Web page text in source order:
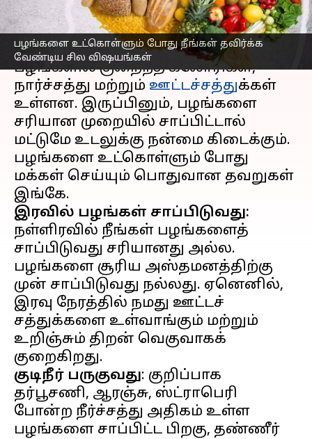
பழங்களை உட்கொள்ளும் போது நீங்கள் தவிர்க்க
வேண்டிய சில விஷயங்கள்
Arul Jothe
செய்தி முன்னோட்டம்
பழங்களில் குறைந்த கலோரிகள்,
நார்ச்சத்து மற்றும் ஊட்டச்சத்துக்கள்
உள்ளன. இருப்பினும், பழங்களை
சரியான முறையில் சாப்பிட்டால்
மட்டுமே உடலுக்கு நன்மை கிடைக்கும்.
பழங்களை உட்கொள்ளும் போது
மக்கள் செய்யும் பொதுவான தவறுகள்
இரவில் பழங்கள் சாப்பிடுவது:
நள்ளிரவில் நீங்கள் பழங்களைத்
சாப்பிடுவது சரியானது அல்ல.
பழங்களை சூரிய அஸ்தமனத்திற்கு
முன் சாப்பிடுவது நல்லது. ஏனெனில்,
இரவு நேரத்தில் நமது ஊட்டச்
சத்துக்களை உள்வாங்கும் மற்றும்
உறிஞ்சும் திறன் வெகுவாகக்
குடிநீர் பருகுவது: குறிப்பாக
தர்பூசணி, ஆரஞ்சு, ஸ்ட்ராபெரி
போன்ற நீர்ச்சத்து அதிகம் உள்ள
பழங்களை சாப்பிட்ட பிறகு, தண்ணீர்